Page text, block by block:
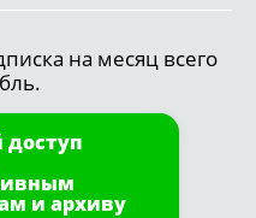
на месяц всего
доступ
и архиву